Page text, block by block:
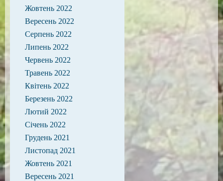
Жовтень 2022
Вересень 2022
Серпень 2022
Липень 2022
Червень 2022
Травень 2022
Квітень 2022
Березень 2022
Лютий 2022
Січень 2022
Грудень 2021
Листопад 2021
Жовтень 2021
Вересень 2021